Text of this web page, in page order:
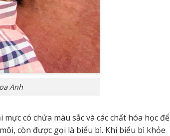
Anh
có chứa màu sắc và các chất hóa học để
còn được gọi là biểu bì. Khi biểu bì khỏe